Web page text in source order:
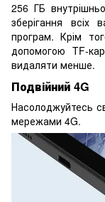
256 ГБ
зберігання всіх
програм. Крім
допомогою TF-
видаляти менше.
Подвійний 4G
Насолоджуйтесь
мережами 4G.